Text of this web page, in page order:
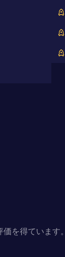
を得ています。